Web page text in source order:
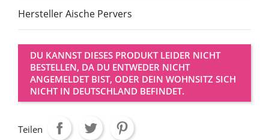
Hersteller Aische Pervers
DU KANNST DIESES PRODUKT LEIDER NICHT
BESTELLEN, DA DU ENTWEDER NICHT
ANGEMELDET BIST, ODER DEIN WOHNSITZ SICH
NICHT IN DEUTSCHLAND BEFINDET.
Teilen